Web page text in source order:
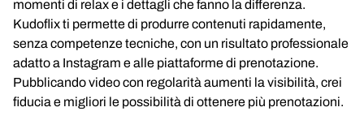
momenti di relax e i dettagli che fanno la differenza.
Kudoflix ti permette di produrre contenuti rapidamente,
senza competenze tecniche, con un risultato professionale
adatto a Instagram e alle piattaforme di prenotazione.
Pubblicando video con regolarità aumenti la visibilità, crei
fiducia e migliori le possibilità di ottenere più prenotazioni.